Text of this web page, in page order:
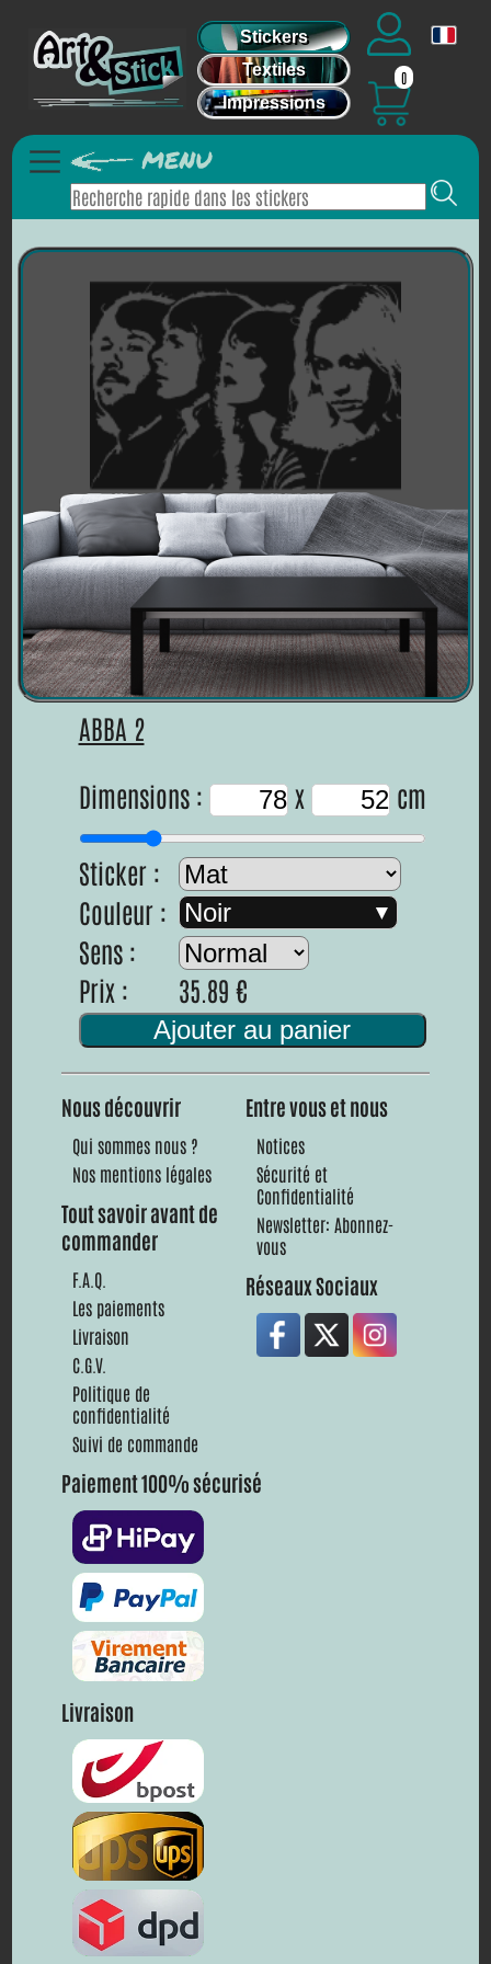
Stickers
Textiles
Impressions
0
ABBA 2
Dimensions :
x cm
Sticker :
Couleur :
Noir
Sens :
Prix :
35.89 €
Ajouter au panier
Nous découvrir
Qui sommes nous ?
Nos mentions légales
Tout savoir avant de
commander
F.A.Q.
Les paiements
Livraison
C.G.V.
Politique de
confidentialité
Suivi de commande
Entre vous et nous
Notices
Sécurité et
Confidentialité
Newsletter: Abonnez-
vous
Réseaux Sociaux
Paiement 100% sécurisé
Livraison